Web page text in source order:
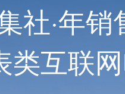
社·年
类互联